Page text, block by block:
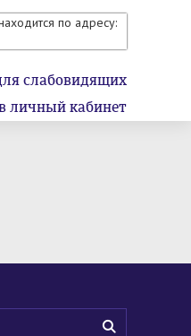
по адресу:
слабовидящих
личный кабинет